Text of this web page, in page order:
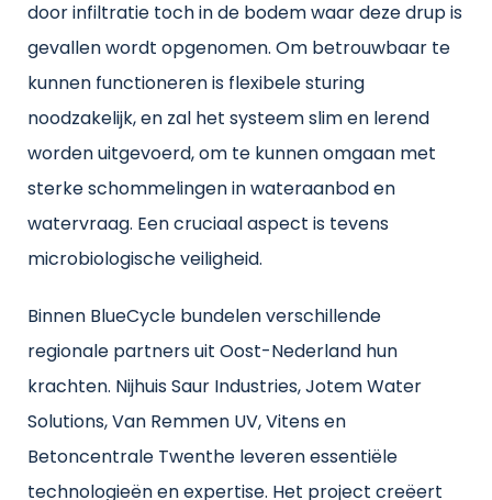
door infiltratie toch in de bodem waar deze drup is
gevallen wordt opgenomen. Om betrouwbaar te
kunnen functioneren is flexibele sturing
noodzakelijk, en zal het systeem slim en lerend
worden uitgevoerd, om te kunnen omgaan met
sterke schommelingen in wateraanbod en
watervraag. Een cruciaal aspect is tevens
microbiologische veiligheid.
Binnen BlueCycle bundelen verschillende
regionale partners uit Oost-Nederland hun
krachten. Nijhuis Saur Industries, Jotem Water
Solutions, Van Remmen UV, Vitens en
Betoncentrale Twenthe leveren essentiële
technologieën en expertise. Het project creëert